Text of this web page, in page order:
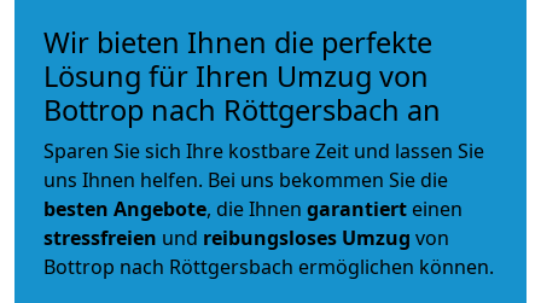
Wir bieten Ihnen die perfekte
Lösung für Ihren Umzug von
Bottrop nach Röttgersbach an
Sparen Sie sich Ihre kostbare Zeit und lassen Sie
uns Ihnen helfen. Bei uns bekommen Sie die
besten Angebote, die Ihnen garantiert einen
stressfreien und reibungsloses Umzug von
Bottrop nach Röttgersbach ermöglichen können.